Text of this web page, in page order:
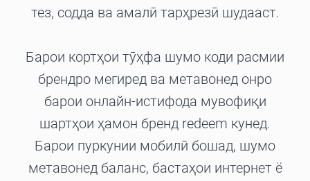
тез, содда ва амалӣ тарҳрезӣ шудааст.
Барои кортҳои тӯҳфа шумо коди расмии
брендро мегиред ва метавонед онро
барои онлайн-истифода мувофиқи
шартҳои ҳамон бренд redeem кунед.
Барои пуркунии мобилӣ бошад, шумо
метавонед баланс, бастаҳои интернет ё